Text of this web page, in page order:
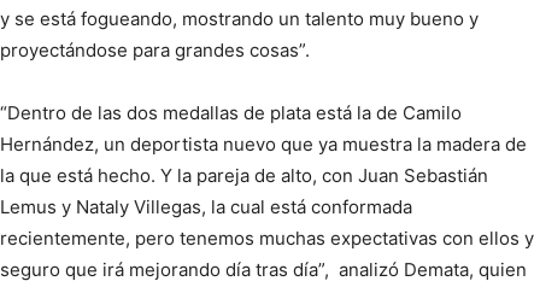
y se está fogueando, mostrando un talento muy bueno y
proyectándose para grandes cosas”.
“Dentro de las dos medallas de plata está la de Camilo
Hernández, un deportista nuevo que ya muestra la madera de
la que está hecho. Y la pareja de alto, con Juan Sebastián
Lemus y Nataly Villegas, la cual está conformada
recientemente, pero tenemos muchas expectativas con ellos y
seguro que irá mejorando día tras día”, analizó Demata, quien